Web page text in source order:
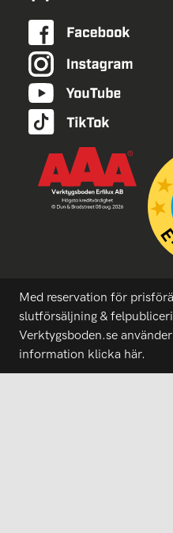
Med reservation för
slutförsäljning &
Verktygsboden.se
information klicka här.